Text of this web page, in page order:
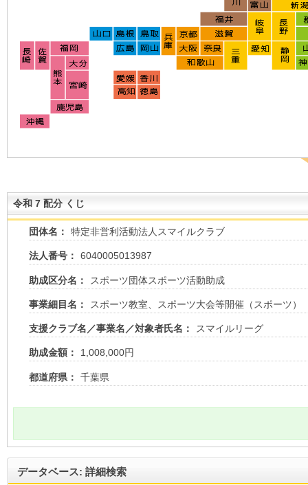
令和 7 配分 くじ
団体名： 特定非営利活動法人スマイルクラブ
法人番号： 6040005013987
助成区分名： スポーツ団体スポーツ活動助成
事業細目名： スポーツ教室、スポーツ大会等開催（スポーツ）
支援クラブ名／事業名／対象者氏名： スマイルリーグ
助成金額： 1,008,000円
都道府県： 千葉県
データベース: 詳細検索